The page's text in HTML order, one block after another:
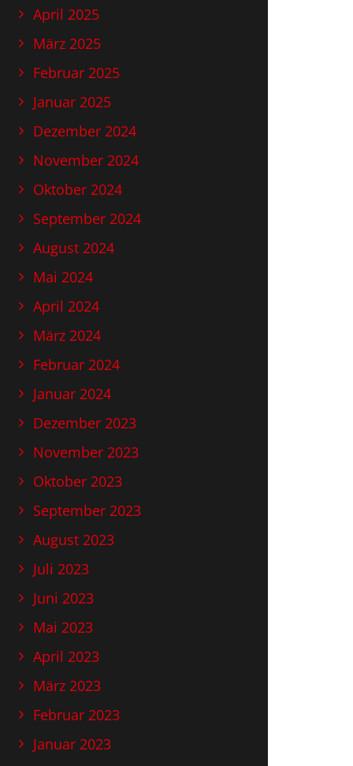
April 2025
März 2025
Februar 2025
Januar 2025
Dezember 2024
November 2024
Oktober 2024
September 2024
August 2024
Mai 2024
April 2024
März 2024
Februar 2024
Januar 2024
Dezember 2023
November 2023
Oktober 2023
September 2023
August 2023
Juli 2023
Juni 2023
Mai 2023
April 2023
März 2023
Februar 2023
Januar 2023